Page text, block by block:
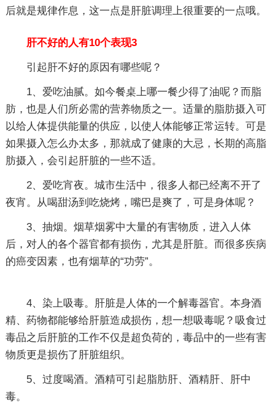
后就是规律作息，这一点是肝脏调理上很重要的一点哦。
肝不好的人有10个表现3
引起肝不好的原因有哪些呢？
1、爱吃油腻。如今餐桌上哪一餐少得了油呢？而脂
肪，也是人们所必需的营养物质之一。适量的脂肪摄入可
以给人体提供能量的供应，以使人体能够正常运转。可是
如果摄入怎么办太多，那就成了健康的大忌，长期的高脂
肪摄入，会引起肝脏的一些不适。
2、爱吃宵夜。城市生活中，很多人都已经离不开了
夜宵。从喝甜汤到吃烧烤，嘴巴是爽了，可是身体呢？
3、抽烟。烟草烟雾中大量的有害物质，进入人体
后，对人的各个器官都有损伤，尤其是肝脏。而很多疾病
的癌变因素，也有烟草的“功劳”。
4、染上吸毒。肝脏是人体的一个解毒器官。本身酒
精、药物都能够给肝脏造成损伤，想一想吸毒呢？吸食过
毒品之后肝脏的工作不仅是超负荷的，毒品中的一些有害
物质更是损伤了肝脏组织。
5、过度喝酒。酒精可引起脂肪肝、酒精肝、肝中
毒。